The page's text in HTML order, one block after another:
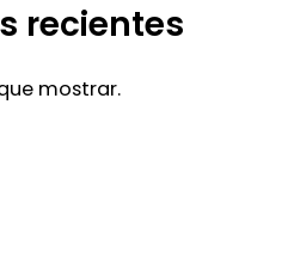
recientes
mostrar.